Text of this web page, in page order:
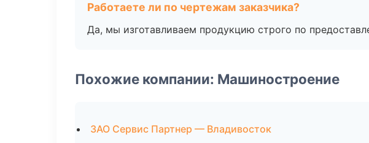
Работаете ли по чертежам заказчика?
Да, мы изготавливаем продукцию строго по
Похожие компании: Машиностроение
ЗАО Сервис Партнер — Владивосток